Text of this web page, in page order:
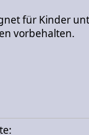
für Kinder
vorbehalten.